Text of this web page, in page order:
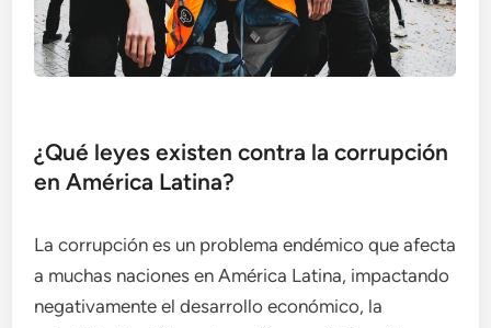
¿Qué leyes existen contra la corrupción
en América Latina?
La corrupción es un problema endémico que afecta
a muchas naciones en América Latina, impactando
negativamente el desarrollo económico, la